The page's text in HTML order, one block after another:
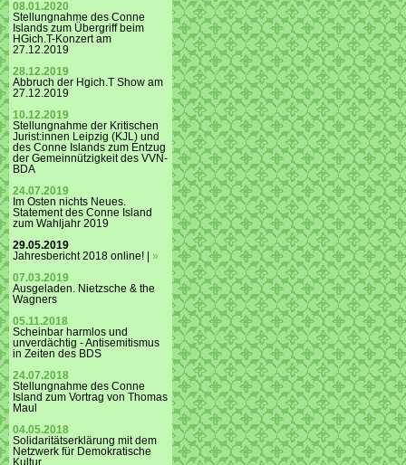
08.01.2020
Stellungnahme des Conne
Islands zum Übergriff beim
HGich.T-Konzert am
27.12.2019
28.12.2019
Abbruch der Hgich.T Show am
27.12.2019
10.12.2019
Stellungnahme der Kritischen
Jurist:innen Leipzig (KJL) und
des Conne Islands zum Entzug
der Gemeinnützigkeit des VVN-
BDA
24.07.2019
Im Osten nichts Neues.
Statement des Conne Island
zum Wahljahr 2019
29.05.2019
Jahresbericht 2018 online! | »
07.03.2019
Ausgeladen. Nietzsche & the
Wagners
05.11.2018
Scheinbar harmlos und
unverdächtig - Antisemitismus
in Zeiten des BDS
24.07.2018
Stellungnahme des Conne
Island zum Vortrag von Thomas
Maul
04.05.2018
Solidaritätserklärung mit dem
Netzwerk für Demokratische
Kultur